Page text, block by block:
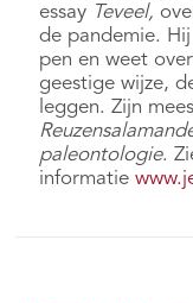
essay Teveel,
de pandemie.
pen en weet
geestige wijze,
leggen. Zijn
paleontologie.
informatie